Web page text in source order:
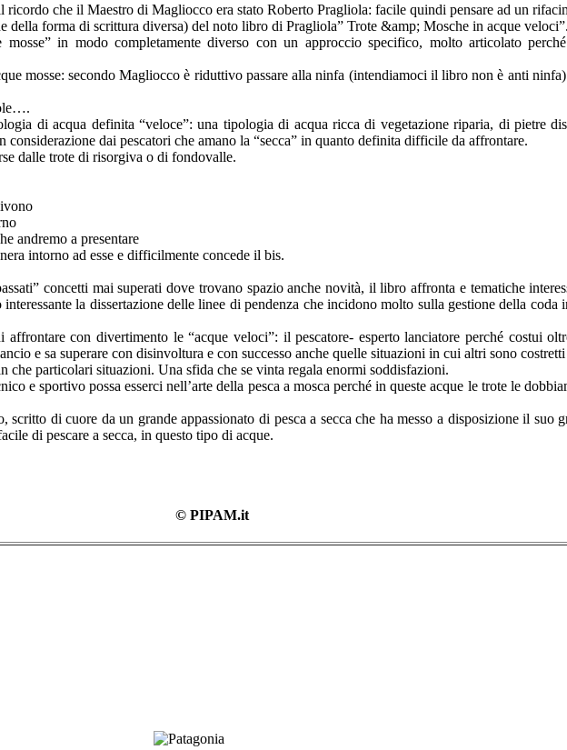
ricordo che il Maestro di Magliocco era stato Roberto Pragliola: facile quindi pensare ad un
forma di scrittura diversa) del noto libro di Pragliola” Trote &amp; Mosche in acque veloci”.
in modo completamente diverso con un approccio specifico, molto articolato
mosse: secondo Magliocco è riduttivo passare alla ninfa (intendiamoci il libro non è anti
di acqua definita “veloce”: una tipologia di acqua ricca di vegetazione riparia, di pietre
considerazione dai pescatori che amano la “secca” in quanto definita difficile da affrontare.
dalle trote di risorgiva o di fondovalle.
andremo a presentare
intorno ad esse e difficilmente concede il bis.
concetti mai superati dove trovano spazio anche novità, il libro affronta e tematiche
la dissertazione delle linee di pendenza che incidono molto sulla gestione della
con divertimento le “acque veloci”: il pescatore- esperto lanciatore perché costui
e sa superare con disinvoltura e con successo anche quelle situazioni in cui altri sono costretti
che particolari situazioni. Una sfida che se vinta regala enormi soddisfazioni.
e sportivo possa esserci nell’arte della pesca a mosca perché in queste acque le trote le
di cuore da un grande appassionato di pesca a secca che ha messo a disposizione il suo
di pescare a secca, in questo tipo di acque.
© PIPAM.it